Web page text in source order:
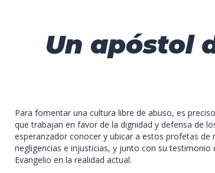
Un apóstol
Para fomentar una cultura libre de abuso, es
que trabajan en favor de la dignidad y defensa de
esperanzador conocer y ubicar a estos profetas
negligencias e injusticias, y junto con su
Evangelio en la realidad actual.